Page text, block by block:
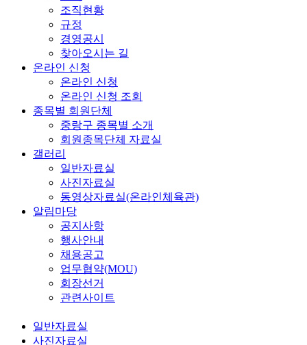
조직현황
규정
경영공시
찾아오시는 길
온라인 신청
온라인 신청
온라인 신청 조회
종목별 회원단체
중랑구 종목별 소개
회원종목단체 자료실
갤러리
일반자료실
사진자료실
동영상자료실(온라인체육관)
알림마당
공지사항
행사안내
채용공고
업무협약(MOU)
회장선거
관련사이트
일반자료실
사진자료실